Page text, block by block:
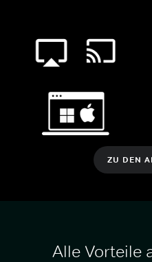
ZU DEN
Alle Vorteile